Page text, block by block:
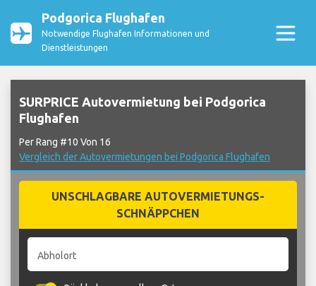
Podgorica Flughafen
Notwendige Flughafen Informationen und
Dienstleistungen
SURPRICE Autovermietung bei Podgorica
Flughafen
Per Rang #10 Von 16
Vergleich der Autovermietungen bei Podgorica Flughafen
UNSCHLAGBARE AUTOVERMIETUNGS-
SCHNÄPPCHEN
Abholort